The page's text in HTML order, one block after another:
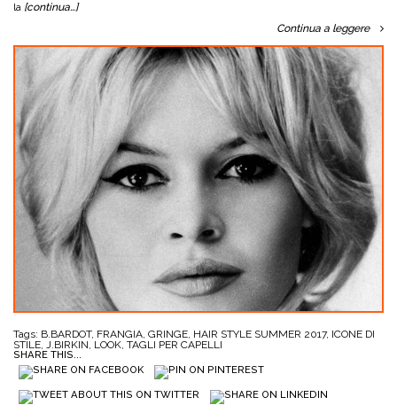
la [continua…]
Continua a leggere
Tags: B.BARDOT, FRANGIA, GRINGE, HAIR STYLE SUMMER 2017, ICONE DI
STILE, J.BIRKIN, LOOK, TAGLI PER CAPELLI
SHARE THIS...